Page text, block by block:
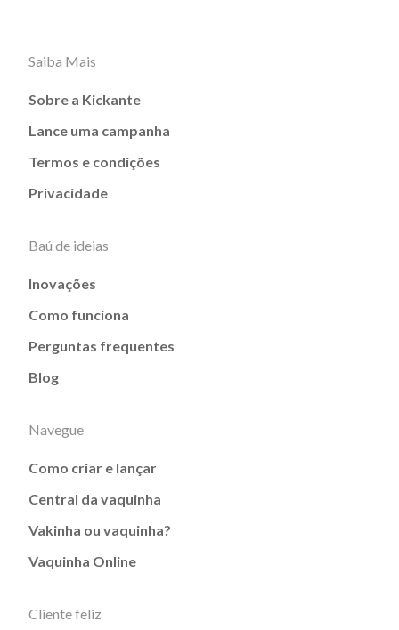
Saiba Mais
Sobre a Kickante
Lance uma campanha
Termos e condições
Privacidade
Baú de ideias
Inovações
Como funciona
Perguntas frequentes
Blog
Navegue
Como criar e lançar
Central da vaquinha
Vakinha ou vaquinha?
Vaquinha Online
Cliente feliz